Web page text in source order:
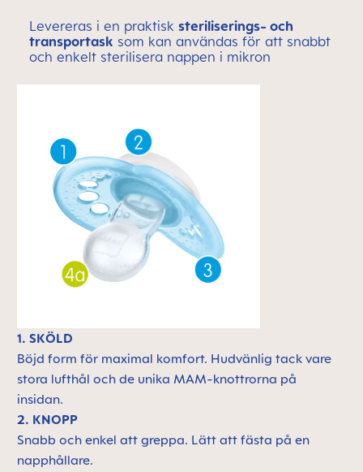
Levereras i en praktisk steriliserings- och
transportask som kan användas för att snabbt
och enkelt sterilisera nappen i mikron
1. SKÖLD
Böjd form för maximal komfort. Hudvänlig tack vare
stora lufthål och de unika MAM-knottrorna på
insidan.
2. KNOPP
Snabb och enkel att greppa. Lätt att fästa på en
napphållare.